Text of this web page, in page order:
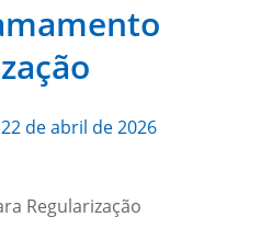
22 de abril de 2026
Regularização